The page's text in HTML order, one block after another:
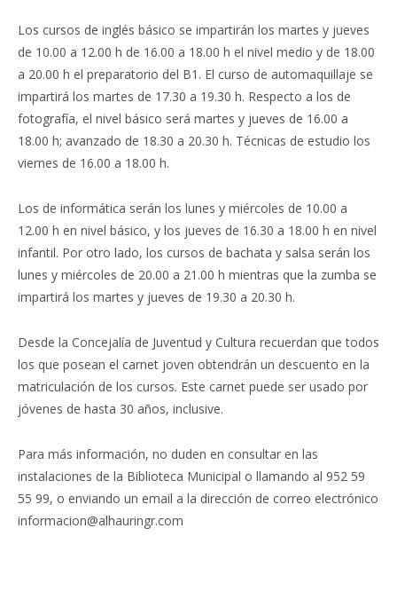
Los cursos de inglés básico se impartirán los martes y jueves
de 10.00 a 12.00 h de 16.00 a 18.00 h el nivel medio y de 18.00
a 20.00 h el preparatorio del B1. El curso de automaquillaje se
impartirá los martes de 17.30 a 19.30 h. Respecto a los de
fotografía, el nivel básico será martes y jueves de 16.00 a
18.00 h; avanzado de 18.30 a 20.30 h. Técnicas de estudio los
viernes de 16.00 a 18.00 h.
Los de informática serán los lunes y miércoles de 10.00 a
12.00 h en nivel básico, y los jueves de 16.30 a 18.00 h en nivel
infantil. Por otro lado, los cursos de bachata y salsa serán los
lunes y miércoles de 20.00 a 21.00 h mientras que la zumba se
impartirá los martes y jueves de 19.30 a 20.30 h.
Desde la Concejalía de Juventud y Cultura recuerdan que todos
los que posean el carnet joven obtendrán un descuento en la
matriculación de los cursos. Este carnet puede ser usado por
jóvenes de hasta 30 años, inclusive.
Para más información, no duden en consultar en las
instalaciones de la Biblioteca Municipal o llamando al 952 59
55 99, o enviando un email a la dirección de correo electrónico
informacion@alhauringr.com